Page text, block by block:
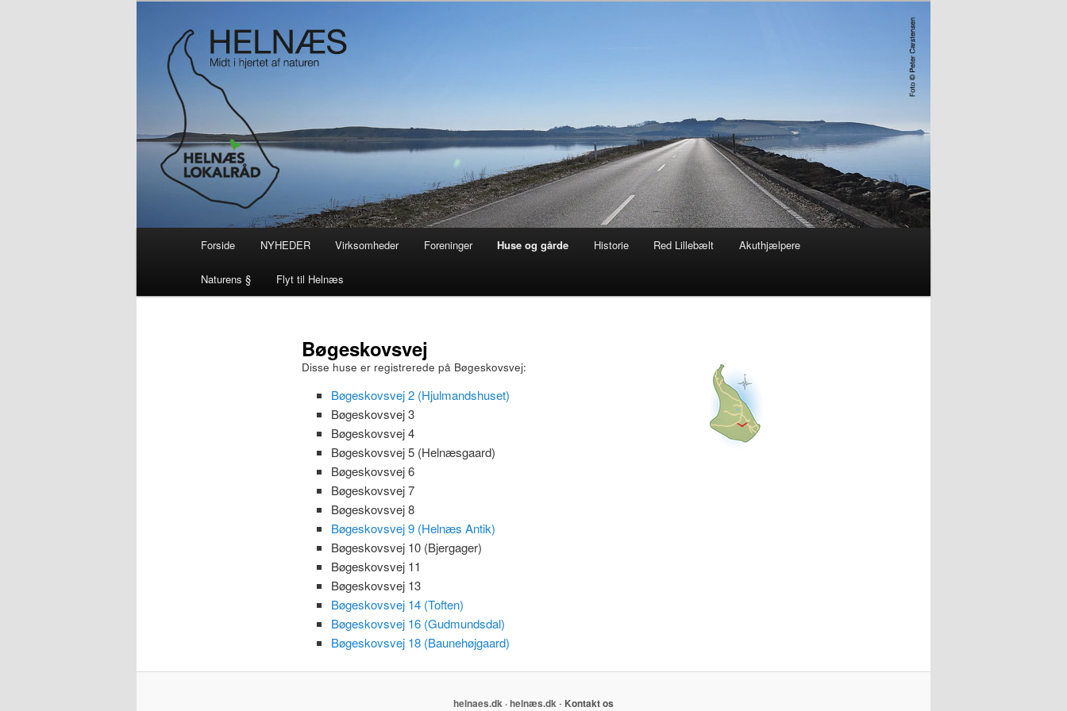
Helnæs
Fortsæt
til
Fortsæt
til
Forside NYHEDER Virksomheder Foreninger Huse og gårde Historie Red Lillebælt Akuthjælpere
Naturens § Flyt til Helnæs
Bøgeskovsvej
Disse huse er registrerede på Bøgeskovsvej:
Bøgeskovsvej 2 (Hjulmandshuset)
Bøgeskovsvej 3
Bøgeskovsvej 4
Bøgeskovsvej 5 (Helnæsgaard)
Bøgeskovsvej 6
Bøgeskovsvej 7
Bøgeskovsvej 8
Bøgeskovsvej 9 (Helnæs Antik)
Bøgeskovsvej 10 (Bjergager)
Bøgeskovsvej 11
Bøgeskovsvej 13
Bøgeskovsvej 14 (Toften)
Bøgeskovsvej 16 (Gudmundsdal)
Bøgeskovsvej 18 (Baunehøjgaard)
helnaes.dk · helnæs.dk- Kontakt os